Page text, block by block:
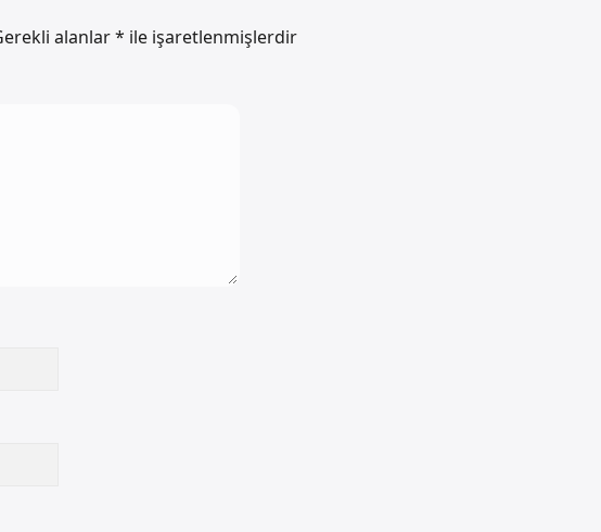
alanlar* ile işaretlenmişlerdir